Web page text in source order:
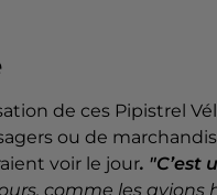
de ces Pipistrel
ou de
voir le jour. "C’est
comme les avions